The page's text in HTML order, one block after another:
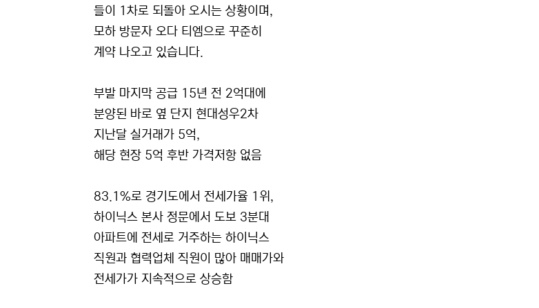
들이 1차로 되돌아 오시는 상황이며,
모하 방문자 오다 티엠으로 꾸준히
계약 나오고 있습니다.
부발 마지막 공급 15년 전 2억대에
분양된 바로 옆 단지 현대성우2차
지난달 실거래가 5억,
해당 현장 5억 후반 가격저항 없음
83.1%로 경기도에서 전세가율 1위,
하이닉스 본사 정문에서 도보 3분대
아파트에 전세로 거주하는 하이닉스
직원과 협력업체 직원이 많아 매매가와
전세가가 지속적으로 상승함